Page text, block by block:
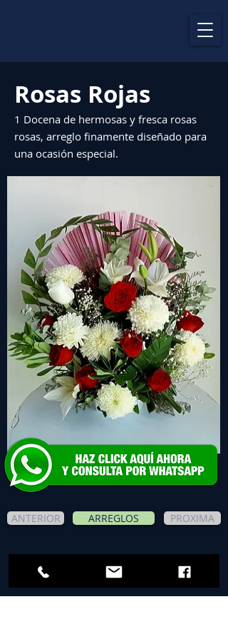
Rosas Rojas
1 Docena de hermosas y fresca rosas
rosas, arreglo finamente diseñado para
una ocasión especial.
ANTERIOR ARREGLOS PROXIMA
Incluye:
Florero de vidrio